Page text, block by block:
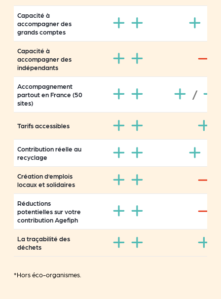
Capacité à
accompagner des
grands comptes
Capacité à
accompagner des
indépendants
Accompagnement
partout en France (50
sites)
/
Tarifs accessibles
Contribution réelle au
recyclage
Création d’emplois
locaux et solidaires
Réductions
potentielles sur votre
contribution Agefiph
La traçabilité des
déchets
*Hors éco-organismes.